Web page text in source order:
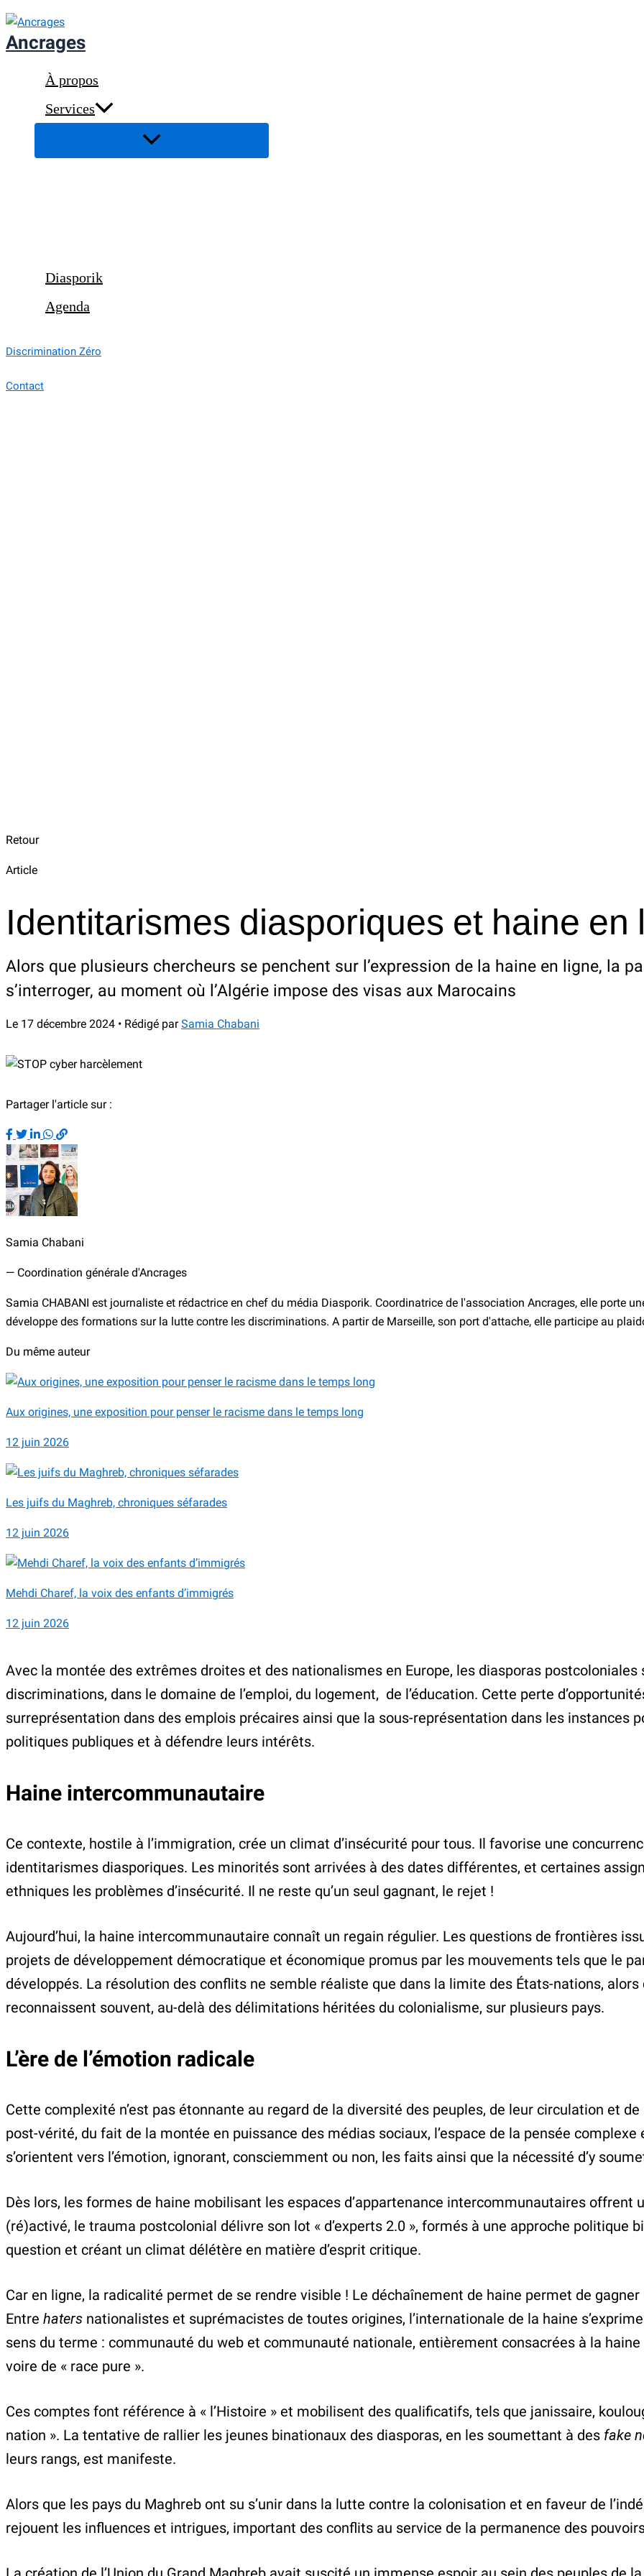
Aller
au
contenu
Ancrages
À propos
Services
Diasporik
Agenda
Discrimination Zéro
Contact
Retour
Article
Identitarismes diasporiques et haine en
Alors que plusieurs chercheurs se penchent sur l’expression de la haine en ligne, la
s’interroger, au moment où l’Algérie impose des visas aux Marocains
Le 17 décembre 2024 • Rédigé parSamia Chabani
Partager l'article sur :
Samia Chabani
— Coordination générale d'Ancrages
Samia CHABANI est journaliste et rédactrice en chef du média Diasporik. Coordinatrice de l'association Ancrages, elle porte
développe des formations sur la lutte contre les discriminations. A partir de Marseille, son port d'attache, elle participe au
Du même auteur
Aux origines, une exposition pour penser le racisme dans le temps long
12 juin 2026
Les juifs du Maghreb, chroniques séfarades
12 juin 2026
Mehdi Charef, la voix des enfants d’immigrés
12 juin 2026
Avec la montée des extrêmes droites et des nationalismes en Europe, les diasporas
discriminations, dans le domaine de l’emploi, du logement, de l’éducation. Cette perte
surreprésentation dans des emplois précaires ainsi que la sous-représentation dans les instances
politiques publiques et à défendre leurs intérêts.
Haine intercommunautaire
Ce contexte, hostile à l’immigration, crée un climat d’insécurité pour tous. Il favorise une
identitarismes diasporiques. Les minorités sont arrivées à des dates différentes, et certaines
ethniques les problèmes d’insécurité. Il ne reste qu’un seul gagnant, le rejet !
Aujourd’hui, la haine intercommunautaire connaît un regain régulier. Les questions de frontières
projets de développement démocratique et économique promus par les mouvements tels que le
développés. La résolution des conflits ne semble réaliste que dans la limite des États-nations,
reconnaissent souvent, au-delà des délimitations héritées du colonialisme, sur plusieurs pays.
L’ère de l’émotion radicale
Cette complexité n’est pas étonnante au regard de la diversité des peuples, de leur circulation et
post-vérité, du fait de la montée en puissance des médias sociaux, l’espace de la pensée
s’orientent vers l’émotion, ignorant, consciemment ou non, les faits ainsi que la nécessité d’y
Dès lors, les formes de haine mobilisant les espaces d’appartenance intercommunautaires offrent
(ré)activé, le trauma postcolonial délivre son lot « d’experts 2.0 », formés à une approche politique
question et créant un climat délétère en matière d’esprit critique.
Car en ligne, la radicalité permet de se rendre visible ! Le déchaînement de haine permet de
Entre haters nationalistes et suprémacistes de toutes origines, l’internationale de la haine
sens du terme : communauté du web et communauté nationale, entièrement consacrées à la
voire de « race pure ».
Ces comptes font référence à « l’Histoire » et mobilisent des qualificatifs, tels que janissaire,
nation ». La tentative de rallier les jeunes binationaux des diasporas, en les soumettant à des fake
leurs rangs, est manifeste.
Alors que les pays du Maghreb ont su s’unir dans la lutte contre la colonisation et en faveur de
rejouent les influences et intrigues, important des conflits au service de la permanence des